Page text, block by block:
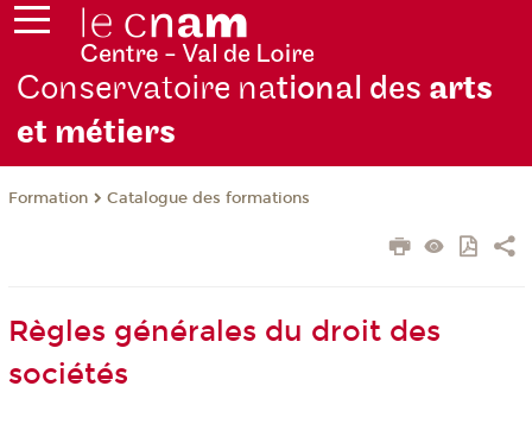
Conservatoire national des arts
et métiers
Formation Catalogue des formations
Règles générales du droit des
sociétés